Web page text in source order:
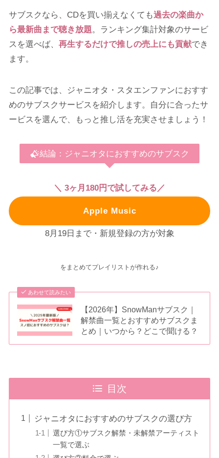
サブスクなら、CDを買い揃えなくても過去の楽曲か
ら最新曲まで聴き放題。ランキング集計対象のサービ
スを選べば、 再生するだけで推しの売上にも貢献でき
ます。
この記事では、ジャニオタ・スタエンファンにおすす
めのサブスクサービスを紹介します。自分に合ったサ
ービスを選んで、もっと推し活を充実させましょう！
結論：ジャニオタにおすすめのサブスク
＼ 3ヶ月180円で試してみる／
Apple Music
8月19日まで・新規登録の方が対象
をまとめてプレイリストが作れる♪
あわせて読みたい
【2026年】SnowManサブスク｜
解禁曲一覧とおすすめサブスクま
とめ｜いつから？どこで聞ける？
目次
ジャニオタにおすすめのサブスクの選び方
選び方①サブスク解禁・未解禁アーティスト
一覧で選ぶ